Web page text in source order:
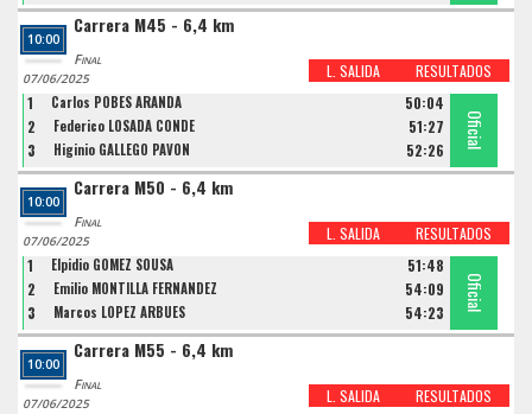
10:00
Carrera M45 - 6,4 km
Final
L. SALIDA RESULTADOS
07/06/2025
1 Carlos POBES ARANDA 50:04
Oficial
2 Federico LOSADA CONDE 51:27 Oficial
3 Higinio GALLEGO PAVON 52:26
Oficial
10:00
Carrera M50 - 6,4 km
Final
L. SALIDA RESULTADOS
07/06/2025
1 Elpidio GOMEZ SOUSA 51:48
Oficial
2 Emilio MONTILLA FERNANDEZ 54:09 Oficial
3 Marcos LOPEZ ARBUES 54:23
Oficial
10:00
Carrera M55 - 6,4 km
Final
L. SALIDA RESULTADOS
07/06/2025